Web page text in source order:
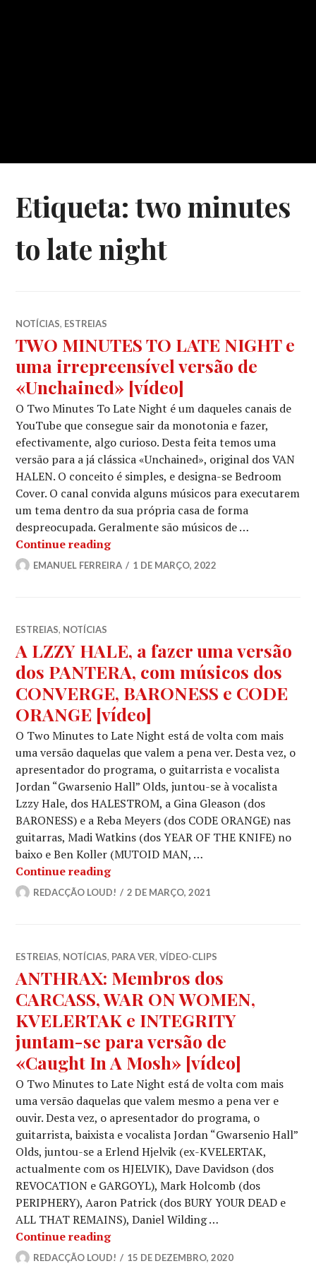
Etiqueta:two minutes
to late night
NOTÍCIAS, ESTREIAS
TWO MINUTES TO LATE NIGHT e
uma irrepreensível versão de
«Unchained» [vídeo]
O Two Minutes To Late Night é um daqueles canais de
YouTube que consegue sair da monotonia e fazer,
efectivamente, algo curioso. Desta feita temos uma
versão para a já clássica «Unchained», original dos VAN
HALEN. O conceito é simples, e designa-se Bedroom
Cover. O canal convida alguns músicos para executarem
um tema dentro da sua própria casa de forma
despreocupada. Geralmente são músicos de …
Continue readingTWO MINUTES TO LATE NIGHT e
EMANUEL FERREIRA 1 DE MARÇO, 2022
ESTREIAS, NOTÍCIAS
A LZZY HALE, a fazer uma versão
dos PANTERA, com músicos dos
CONVERGE, BARONESS e CODE
ORANGE [vídeo]
O Two Minutes to Late Night está de volta com mais
uma versão daquelas que valem a pena ver. Desta vez, o
apresentador do programa, o guitarrista e vocalista
Jordan “Gwarsenio Hall” Olds, juntou-se à vocalista
Lzzy Hale, dos HALESTROM, a Gina Gleason (dos
BARONESS) e a Reba Meyers (dos CODE ORANGE) nas
guitarras, Madi Watkins (dos YEAR OF THE KNIFE) no
baixo e Ben Koller (MUTOID MAN, …
Continue readingA LZZY HALE, a fazer uma versão
REDACÇÃO LOUD! 2 DE MARÇO, 2021
ESTREIAS, NOTÍCIAS, PARA VER,VÍDEO-CLIPS
ANTHRAX: Membros dos
CARCASS, WAR ON WOMEN,
KVELERTAK e INTEGRITY
juntam-se para versão de
«Caught In A Mosh» [vídeo]
O Two Minutes to Late Night está de volta com mais
uma versão daquelas que valem mesmo a pena ver e
ouvir. Desta vez, o apresentador do programa, o
guitarrista, baixista e vocalista Jordan “Gwarsenio Hall”
Olds, juntou-se a Erlend Hjelvik (ex-KVELERTAK,
actualmente com os HJELVIK), Dave Davidson (dos
REVOCATION e GARGOYL), Mark Holcomb (dos
PERIPHERY), Aaron Patrick (dos BURY YOUR DEAD e
ALL THAT REMAINS), Daniel Wilding …
Continue readingANTHRAX: Membros dos
REDACÇÃO LOUD! 15 DE DEZEMBRO, 2020